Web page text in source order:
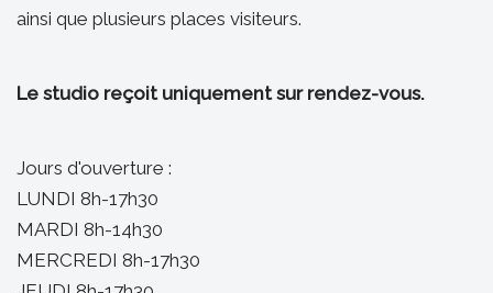
ainsi que plusieurs places visiteurs.
Le studio reçoit uniquement sur rendez-vous.
Jours d'ouverture :
LUNDI 8h-17h30
MARDI 8h-14h30
MERCREDI 8h-17h30